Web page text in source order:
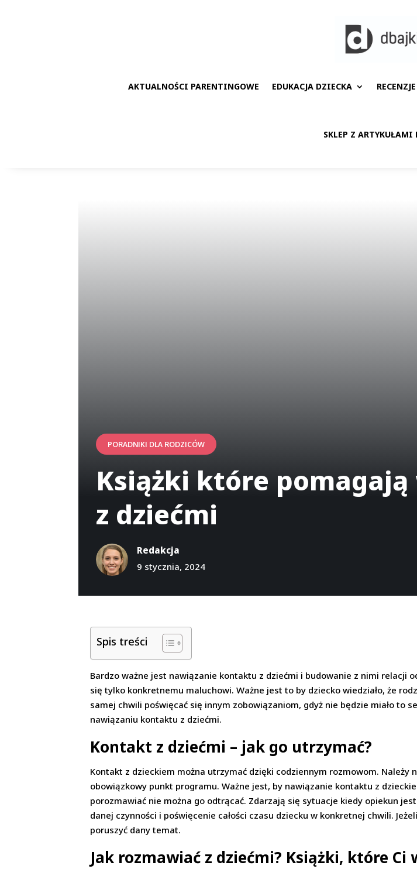
AKTUALNOŚCI PARENTINGOWE EDUKACJA DZIECKA
SKLEP Z
PORADNIKI DLA RODZICÓW
Książki które
z dziećmi
Redakcja
9 stycznia, 2024
Spis treści
Bardzo ważne jest nawiązanie kontaktu z dziećmi i budowanie z nimi relacji
się tylko konkretnemu maluchowi. Ważne jest to by dziecko wiedziało, że
samej chwili poświęcać się innym zobowiązaniom, gdyż nie będzie miało to
nawiązaniu kontaktu z dziećmi.
Kontakt z dziećmi – jak go utrzymać?
Kontakt z dzieckiem można utrzymać dzięki codziennym rozmowom.
obowiązkowy punkt programu. Ważne jest, by nawiązanie kontaktu z
porozmawiać nie można go odtrącać. Zdarzają się sytuacje kiedy opiekun
danej czynności i poświęcenie całości czasu dziecku w konkretnej chwili.
poruszyć dany temat.
Jak rozmawiać z dziećmi? Książki, które Ci